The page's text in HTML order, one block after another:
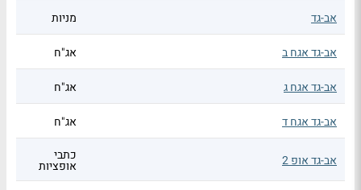
אב-גד מניות
אב-גד אגח ב אג"ח
אב-גד אגח ג אג"ח
אב-גד אגח ד אג"ח
אב-גד אופ 2 כתבי
אופציות